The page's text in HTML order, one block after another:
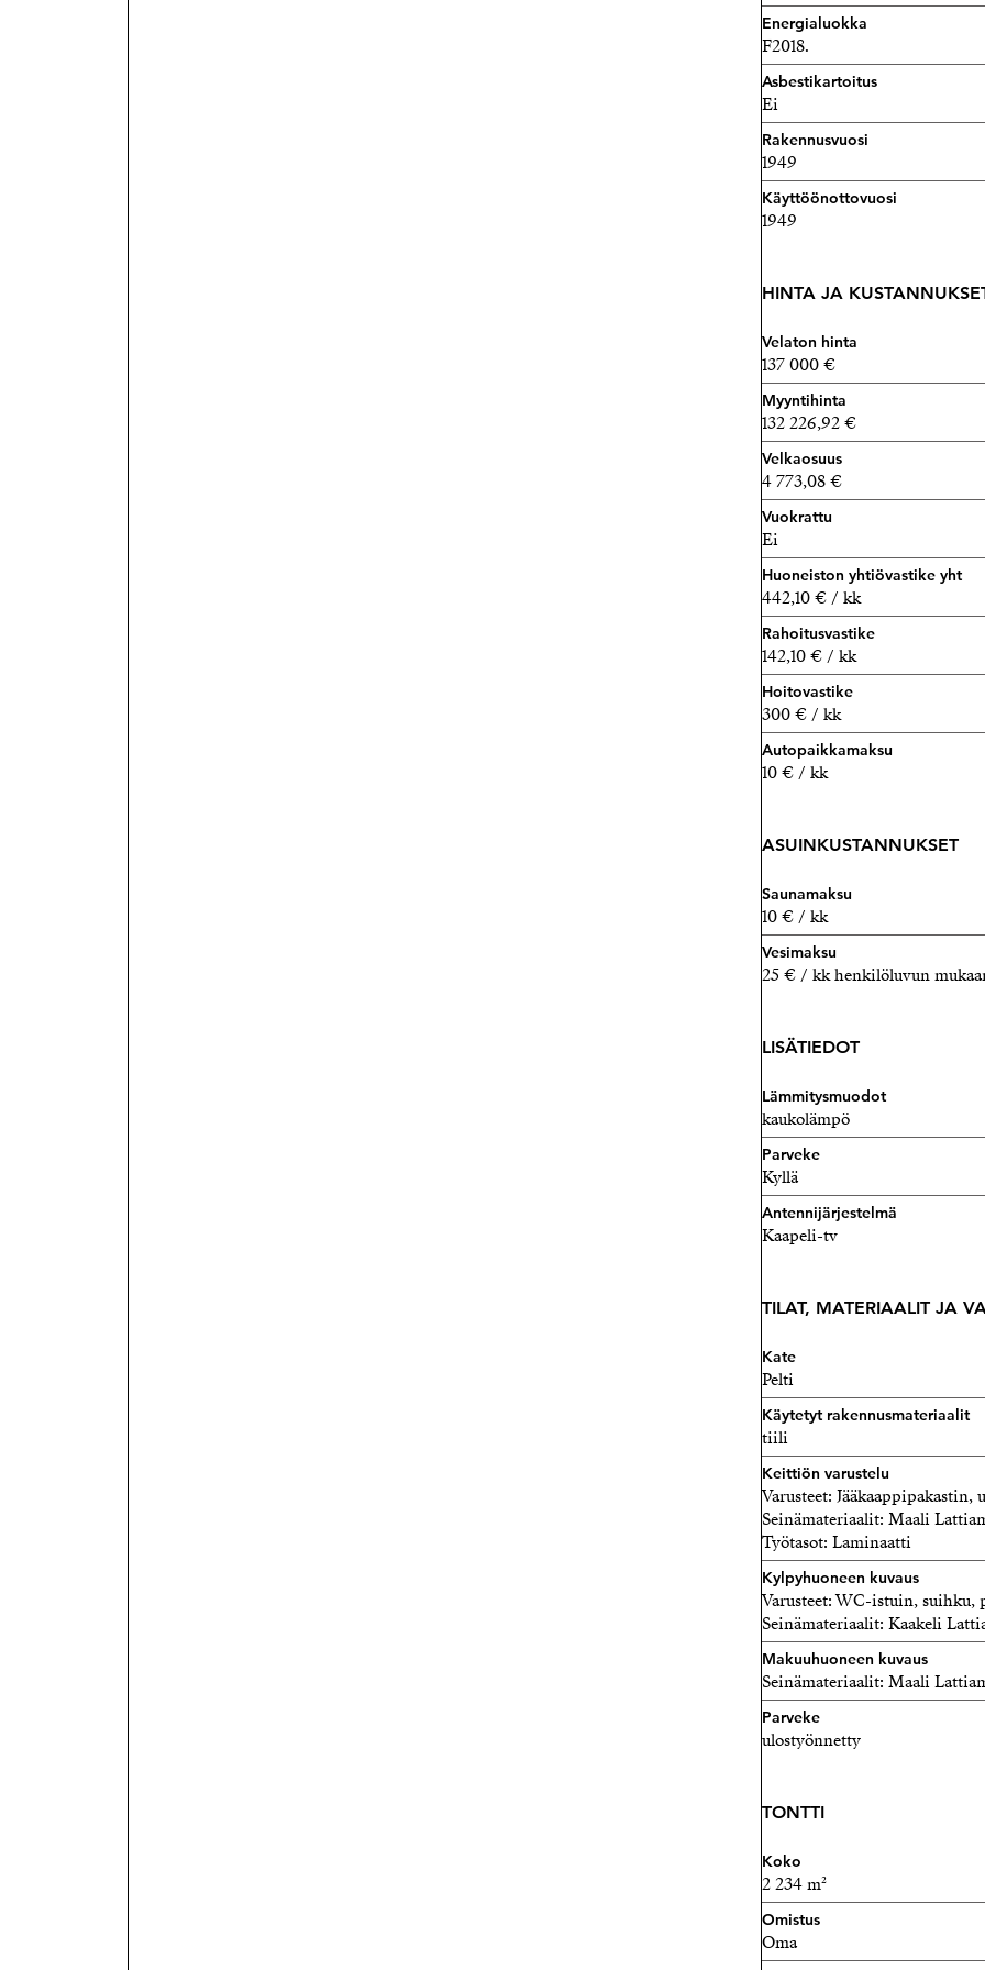
Energialuokka
F2018.
Asbestikartoitus
Ei
Rakennusvuosi
1949
Käyttöönottovuosi
1949
HINTA JA
Velaton hinta
137 000 €
Myyntihinta
132 226,92 €
Velkaosuus
4 773,08 €
Vuokrattu
Ei
Huoneiston yhtiövastike yht
442,10 € / kk
Rahoitusvastike
142,10 € / kk
Hoitovastike
300 € / kk
Autopaikkamaksu
10 € / kk
ASUINKUSTANNUKSET
Saunamaksu
10 € / kk
Vesimaksu
25 € / kk henkilöluvun
LISÄTIEDOT
Lämmitysmuodot
kaukolämpö
Parveke
Kyllä
Antennijärjestelmä
Kaapeli-tv
TILAT, MATERIAALIT JA
Kate
Pelti
Käytetyt rakennusmateriaalit
tiili
Keittiön varustelu
Varusteet:
Seinämateriaalit: Maali
Työtasot: Laminaatti
Kylpyhuoneen kuvaus
Varusteet: WC-istuin, suihku,
Seinämateriaalit: Kaakeli
Makuuhuoneen kuvaus
Seinämateriaalit: Maali
Parveke
ulostyönnetty
TONTTI
Koko
2 234 m²
Omistus
Oma